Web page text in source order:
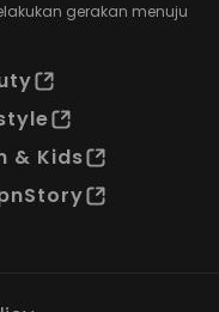
gerakan menuju
& Kids